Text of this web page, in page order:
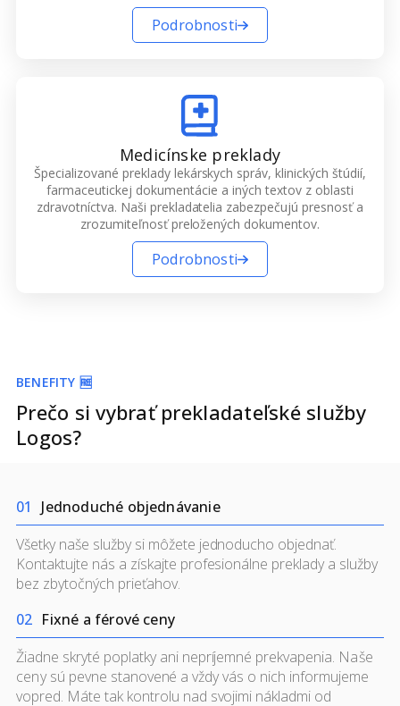
Podrobnosti
Medicínske preklady
Špecializované preklady lekárskych správ, klinických štúdií,
farmaceutickej dokumentácie a iných textov z oblasti
zdravotníctva. Naši prekladatelia zabezpečujú presnosť a
zrozumiteľnosť preložených dokumentov.
Podrobnosti
BENEFITY 🆓
Prečo si vybrať prekladateľské služby
Logos?
01
Jednoduché objednávanie
Všetky naše služby si môžete jednoducho objednať.
Kontaktujte nás a získajte profesionálne preklady a služby
bez zbytočných prieťahov.
02 Fixné a férové ceny
Žiadne skryté poplatky ani nepríjemné prekvapenia. Naše
cenysú pevne stanovené a vždy vás o nich informujeme
vopred. Máte tak kontrolu nad svojimi nákladmi od